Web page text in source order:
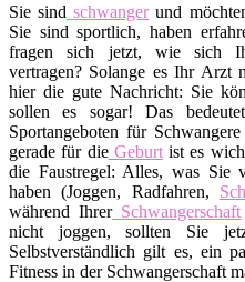
Sie sind schwangerund
Sie sind sportlich, haben
fragen sich jetzt, wie sich
vertragen? Solange es Ihr Arzt
hier die gute Nachricht: Sie
sollen es sogar! Das
Sportangeboten für
gerade für dieGeburtist es
die Faustregel: Alles, was Sie
haben (Joggen, Radfahren,
während IhrerSchwangerschaft
nicht joggen, sollten Sie
Selbstverständlich gilt es, ein
Fitness in der Schwangerschaft